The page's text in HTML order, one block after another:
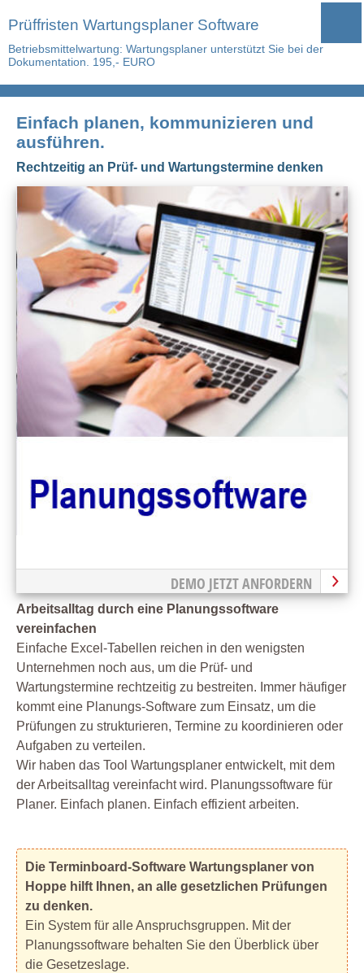
Prüffristen Wartungsplaner Software
Betriebsmittelwartung: Wartungsplaner unterstützt Sie bei der
Dokumentation. 195,- EURO
Einfach planen, kommunizieren und
ausführen.
Rechtzeitig an Prüf- und Wartungstermine denken
DEMO JETZT ANFORDERN
Arbeitsalltag durch eine Planungssoftware
vereinfachen
Einfache Excel-Tabellen reichen in den wenigsten
Unternehmen noch aus, um die Prüf- und
Wartungstermine rechtzeitig zu bestreiten. Immer häufiger
kommt eine Planungs-Software zum Einsatz, um die
Prüfungen zu strukturieren, Termine zu koordinieren oder
Aufgaben zu verteilen.
Wir haben das Tool Wartungsplaner entwickelt, mit dem
der Arbeitsalltag vereinfacht wird. Planungssoftware für
Planer. Einfach planen. Einfach effizient arbeiten.
Die Terminboard-Software Wartungsplaner von
Hoppe hilft Ihnen, an alle gesetzlichen Prüfungen
zu denken.
Ein System für alle Anspruchsgruppen. Mit der
Planungssoftware behalten Sie den Überblick über
die Gesetzeslage.